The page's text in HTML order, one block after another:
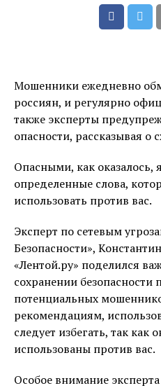
Мошенники ежедневно
россиян, и регулярно
также эксперты
опасности, рассказывая о
Опасными, как оказалось,
определенные слова,
использовать против вас.
Эксперт по сетевым
Безопасности»,
«Лентой.ру» поделился
сохранении безопасности
потенциальных
рекомендациям,
следует избегать, так как
использованы против вас.
Особое внимание